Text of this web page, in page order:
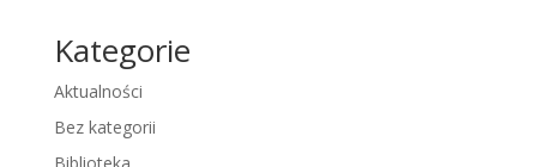
Kategorie
Aktualności
Bez kategorii